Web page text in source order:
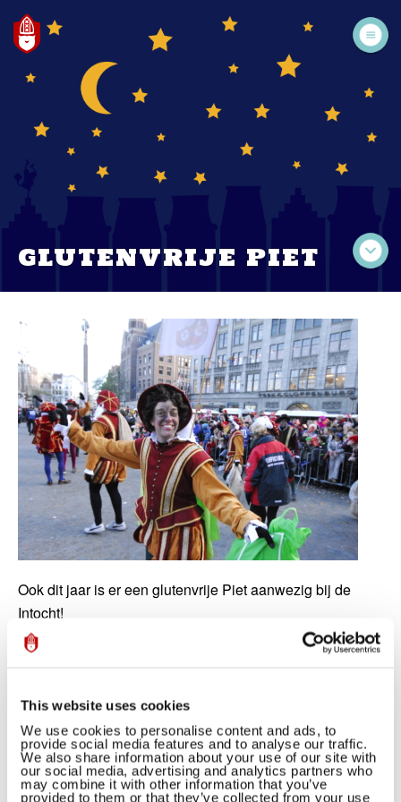
This website uses cookies
We use cookies to personalise content and ads, to
provide social media features and to analyse our traffic.
We also share information about your use of our site with
our social media, advertising and analytics partners who
may combine it with other information that you’ve
provided to them or that they’ve collected from your use
GLUTENVRIJE PIET
Ook dit jaar is er een glutenvrije Piet aanwezig bij de
Intocht!
De glutenvrije Piet heeft glutenvrije kruidnoten die
kinderen met een glutenallergie niet overgeslagen en is
er ook voor hen wat lekkers tijdens de intocht.
Maak jezelf zichtbaar voor Piet
Op de website van de Nederlandse Coeliakie Vereniging